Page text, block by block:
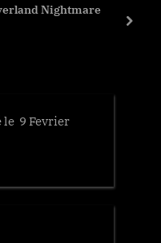
Nightmare
next
le 9 Fevrier